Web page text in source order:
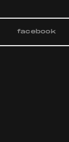
facebook